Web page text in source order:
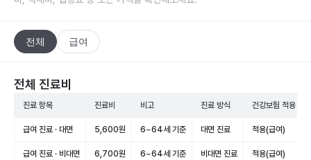
전체 급여
전체 진료비
진료 항목 진료비 비고 진료 방식 건강보험 적용
급여 진료 · 대면 5,600원 6~64세 기준 대면 진료 적용(급여)
급여 진료 · 비대면 6,700원 6~64세 기준 비대면 진료 적용(급여)